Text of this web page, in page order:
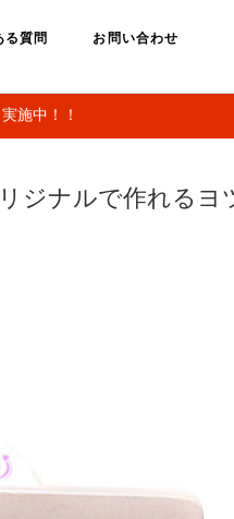
る質問 お問い合わせ
施中！！
ジナルで作れるヨ